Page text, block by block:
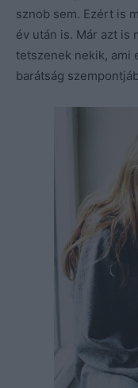
sznob sem. Ezért is
év után is. Már azt is
tetszenek nekik, ami
barátság